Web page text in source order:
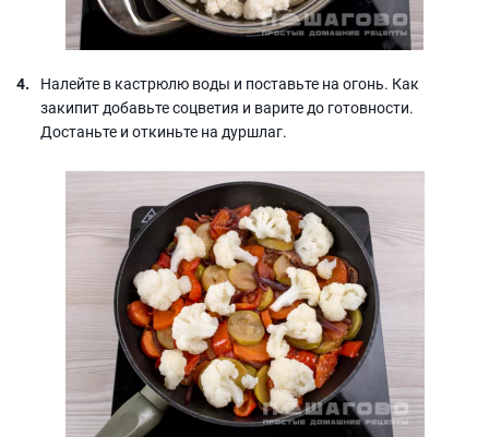
Налейте в кастрюлю воды и поставьте на огонь. Как
закипит добавьте соцветия и варите до готовности.
Достаньте и откиньте на дуршлаг.